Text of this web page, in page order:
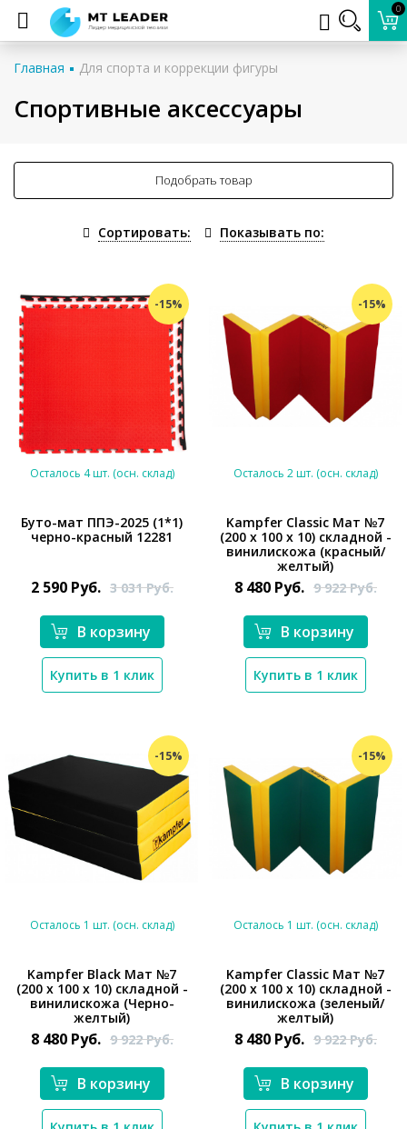
0
Главная Для спорта и коррекции фигуры
Спортивные аксессуары
Подобрать товар
Сортировать: Показывать по:
-15%
Осталось 4 шт. (осн. склад)
Буто-мат ППЭ-2025 (1*1)
черно-красный 12281
2 590 Руб. 3 031Руб.
В корзину
Купить в 1 клик
-15%
*}
Осталось 2 шт. (осн. склад)
Kampfer Classic Мат №7
(200 х 100 х 10) складной -
винилискожа (красный/
желтый)
8 480 Руб. 9 922Руб.
В корзину
Купить в 1 клик
-15%
*}
Осталось 1 шт. (осн. склад)
Kampfer Black Мат №7
(200 х 100 х 10) складной -
винилискожа (Черно-
желтый)
8 480 Руб. 9 922Руб.
В корзину
-15%
*}
Осталось 1 шт. (осн. склад)
Kampfer Classic Мат №7
(200 х 100 х 10) складной -
винилискожа (зеленый/
желтый)
8 480 Руб. 9 922Руб.
В корзину